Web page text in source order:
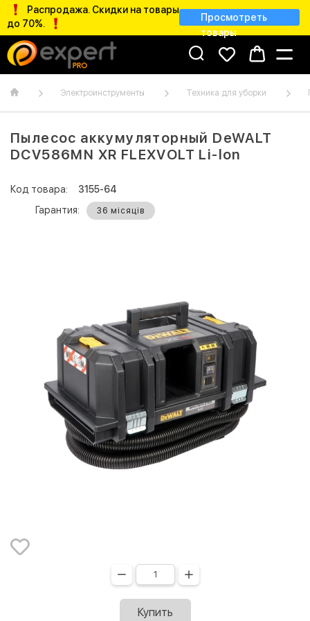
Распродажа. Скидки на товары
до 70%.
Просмотреть
товары
Электроинструменты Техника для уборки
Пылесос аккумуляторный DeWALT
DCV586MN XR FLEXVOLT Li-lon
Код товара:
3155-64
Гарантия:
36 місяців
Купить